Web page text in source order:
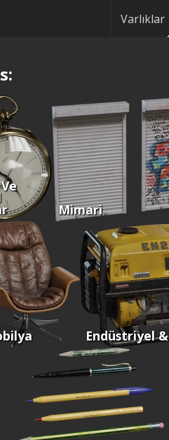
Varlıklar
Mimari
Endüstriyel